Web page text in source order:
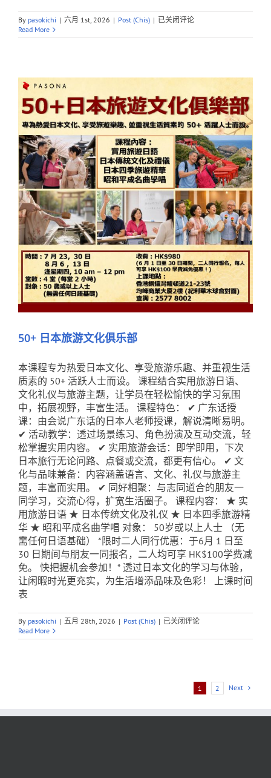
By pasokichi | 六月 1st, 2026 | Post (Chis) | Pasona
顾
及
诉
处
理
工
作
已关闭评论
Read More
50+ 日本旅游文化俱乐部
本课程专为热爱日本文化、享受旅游乐趣、并重视生活
质素的 50+ 活跃人士而设。 课程结合实用旅游日语、
文化礼仪与旅游主题，让学员在轻松愉快的学习氛围
中，拓展视野，丰富生活。 课程特色： ✔ 广东话授
课：由会说广东话的日本人老师授课，解说清晰易明。
✔ 活动教学：透过场景练习、角色扮演及互动交流，轻
松掌握实用内容。 ✔ 实用旅游会话：即学即用，下次
日本旅行无论问路、点餐或交流，都更有信心。 ✔ 文
化与品味兼备：内容涵盖语言、文化、礼仪与旅游主
题，丰富而实用。 ✔ 同好相聚：与志同道合的朋友一
同学习，交流心得，扩宽生活圈子。 课程内容： ★ 实
用旅游日语 ★ 日本传统文化及礼仪 ★ 日本四季旅游精
华 ★ 昭和平成名曲学唱 对象： 50岁或以上人士 （无
需任何日语基础） *限时二人同行优惠：于6月 1 日至
30 日期间与朋友一同报名，二人均可享 HK$100学费减
免。 快把握机会参加！* 透过日本文化的学习与体验，
让闲暇时光更充实，为生活增添品味及色彩！ 上课时间
表
By pasokichi | 五月 28th, 2026 | Post (Chis) | 50+
本
已关闭评论
Read More
1 2 Next